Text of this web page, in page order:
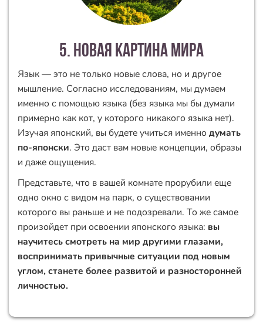
5. новая картина мира
Язык — это не только новые слова, но и другое
мышление. Согласно исследованиям, мы думаем
именно с помощью языка (без языка мы бы думали
примерно как кот, у которого никакого языка нет).
Изучая японский, вы будете учиться именно думать
по-японски. Это даст вам новые концепции, образы
и даже ощущения.
Представьте, что в вашей комнате прорубили еще
одно окно с видом на парк, о существовании
которого вы раньше и не подозревали. То же самое
произойдет при освоении японского языка: вы
научитесь смотреть на мир другими глазами,
воспринимать привычные ситуации под новым
углом, станете более развитой и разносторонней
личностью.